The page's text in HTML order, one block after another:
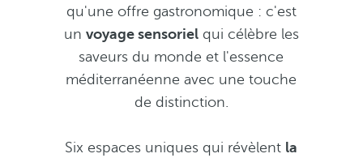
qu'une offre gastronomique : c'est
un voyage sensorielqui célèbre les
saveurs du monde et l'essence
méditerranéenne avec une touche
de distinction.
Six espaces uniques qui révèlent la